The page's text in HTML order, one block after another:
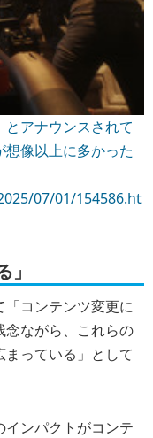
とアナウンスされて
像以上に多かった
07/01/154586.ht
」
コンテンツ変更に
念ながら、これらの
っている」として
ンパクトがコンテ